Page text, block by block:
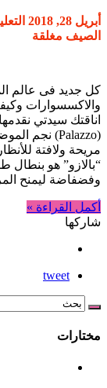
أبريل 28, 2018
الصيف مغلقة
كل جديد فى عالم
والاكسسوارات
اناقتك سيدتي
مريحة ولافتة
“بالازو” هو
وفضفاضة ليمنح
أكمل القراءة »
شاركها
tweet
مختارات